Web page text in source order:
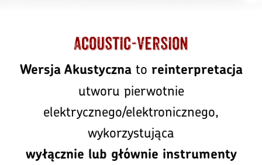
Acoustic-Version
Wersja Akustycznato reinterpretacja
utworu pierwotnie
elektrycznego/elektronicznego,
wykorzystująca
wyłącznie lub głównie instrumenty